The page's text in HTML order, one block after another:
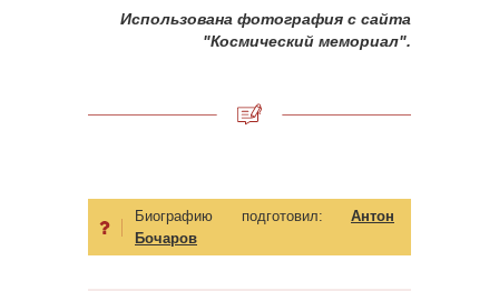
Использована фотография с сайта
"Космический мемориал".
Биографию подготовил: Антон
Бочаров